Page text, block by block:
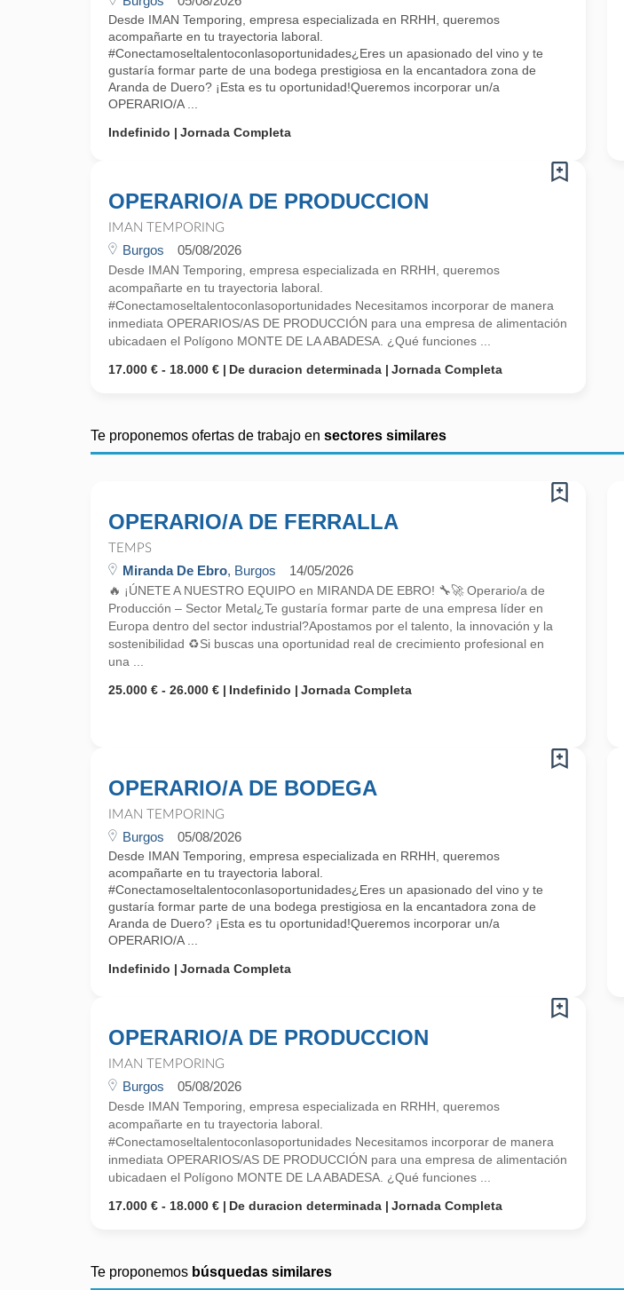
Desde IMAN Temporing, empresa especializada en RRHH, queremos
acompañarte en tu trayectoria laboral.
#Conectamoseltalentoconlasoportunidades¿Eres un apasionado del vino y te
gustaría formar parte de una bodega prestigiosa en la encantadora zona de
Aranda de Duero? ¡Esta es tu oportunidad!Queremos incorporar un/a
OPERARIO/A ...
Indefinido
Jornada Completa
OPERARIO/A DE PRODUCCION
IMAN TEMPORING
Burgos 05/08/2026
Desde IMAN Temporing, empresa especializada en RRHH, queremos
acompañarte en tu trayectoria laboral.
#Conectamoseltalentoconlasoportunidades Necesitamos incorporar de manera
inmediata OPERARIOS/AS DE PRODUCCIÓN para una empresa de alimentación
ubicadaen el Polígono MONTE DE LA ABADESA. ¿Qué funciones ...
17.000 € - 18.000 €
De duracion determinada Jornada Completa
Te proponemos ofertas de trabajo en sectores similares
OPERARIO/A DE FERRALLA
TEMPS
Miranda De Ebro, Burgos 14/05/2026
🔥 ¡ÚNETE A NUESTRO EQUIPO en MIRANDA DE EBRO! 🔧🚀 Operario/a de
Producción – Sector Metal¿Te gustaría formar parte de una empresa líder en
Europa dentro del sector industrial?Apostamos por el talento, la innovación y la
sostenibilidad ♻️Si buscas una oportunidad real de crecimiento profesional en
una ...
25.000 € - 26.000 €
Indefinido Jornada Completa
OPERARIO/A DE BODEGA
IMAN TEMPORING
Burgos 05/08/2026
Desde IMAN Temporing, empresa especializada en RRHH, queremos
acompañarte en tu trayectoria laboral.
#Conectamoseltalentoconlasoportunidades¿Eres un apasionado del vino y te
gustaría formar parte de una bodega prestigiosa en la encantadora zona de
Aranda de Duero? ¡Esta es tu oportunidad!Queremos incorporar un/a
OPERARIO/A ...
Indefinido
Jornada Completa
OPERARIO/A DE PRODUCCION
IMAN TEMPORING
Burgos 05/08/2026
Desde IMAN Temporing, empresa especializada en RRHH, queremos
acompañarte en tu trayectoria laboral.
#Conectamoseltalentoconlasoportunidades Necesitamos incorporar de manera
inmediata OPERARIOS/AS DE PRODUCCIÓN para una empresa de alimentación
ubicadaen el Polígono MONTE DE LA ABADESA. ¿Qué funciones ...
17.000 € - 18.000 €
De duracion determinada Jornada Completa
Te proponemos búsquedas similares